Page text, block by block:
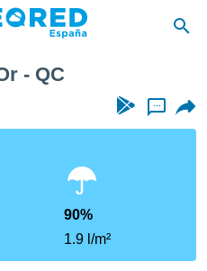
- QC
...
90%
1.9 l/m²